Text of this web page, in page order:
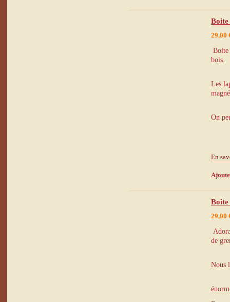
29,00
Boite
bois.
Les
On
En
Boite
29,00
de
Nous